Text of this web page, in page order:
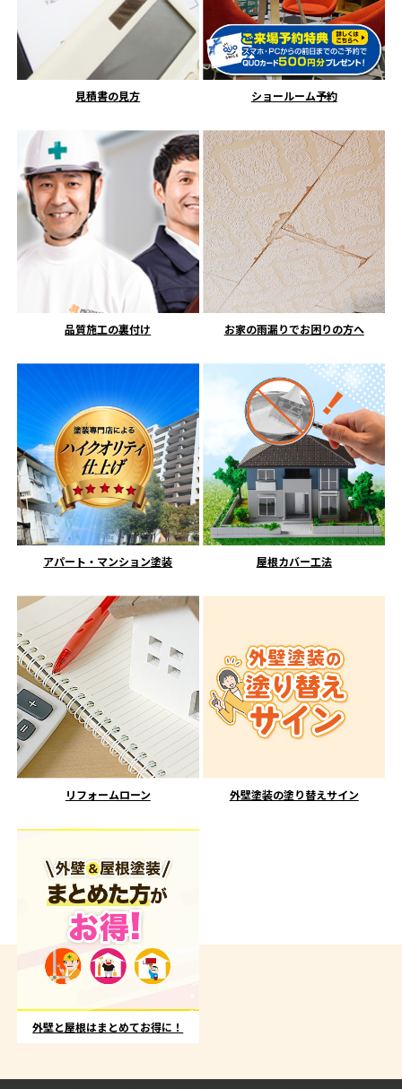
見積書の見方 ショールーム予約
品質施工の裏付け お家の雨漏りでお困りの方へ
アパート・マンション塗装 屋根カバー工法
リフォームローン 外壁塗装の塗り替えサイン
外壁と屋根はまとめてお得に！